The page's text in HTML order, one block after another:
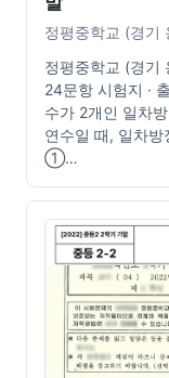
정평중학교 (경기
정평중학교 (경기
24문항 시험지 ·
수가 2개인 일차
연수일 때, 일차
①…